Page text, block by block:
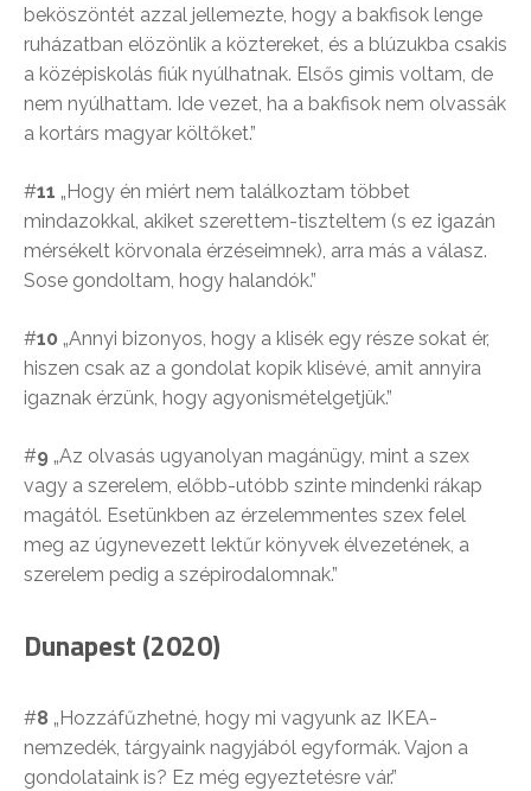
beköszöntét azzal jellemezte, hogy a bakfisok lenge
ruházatban elözönlik a köztereket, és a blúzukba csakis
a középiskolás fiúk nyúlhatnak. Elsős gimis voltam, de
nem nyúlhattam. Ide vezet, ha a bakfisok nem olvassák
a kortárs magyar költőket.”
#11 „Hogy én miért nem találkoztam többet
mindazokkal, akiket szerettem-tiszteltem (s ez igazán
mérsékelt körvonala érzéseimnek), arra más a válasz.
Sose gondoltam, hogy halandók.”
#10 „Annyi bizonyos, hogy a klisék egy része sokat ér,
hiszen csak az a gondolat kopik klisévé, amit annyira
igaznak érzünk, hogy agyonismételgetjük.”
#9 „Az olvasás ugyanolyan magánügy, mint a szex
vagy a szerelem, előbb-utóbb szinte mindenki rákap
magától. Esetünkben az érzelemmentes szex felel
meg az úgynevezett lektűr könyvek élvezetének, a
szerelem pedig a szépirodalomnak.”
Dunapest (2020)
#8 „Hozzáfűzhetné, hogy mi vagyunk az IKEA-
nemzedék, tárgyaink nagyjából egyformák. Vajon a
gondolataink is? Ez még egyeztetésre vár.”